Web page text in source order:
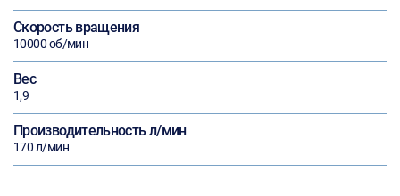
Скорость вращения
10000 об/мин
Вес
1,9
Производительность л/мин
170 л/мин